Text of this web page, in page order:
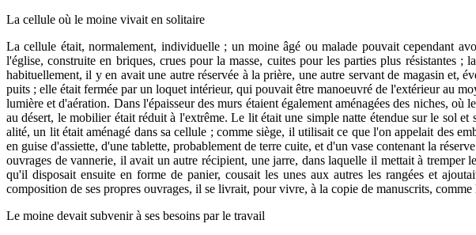
La cellule où le moine vivait en solitaire
La cellule était, normalement, individuelle ; un moine âgé ou malade pouvait cependant
l'église, construite en briques, crues pour la masse, cuites pour les parties plus
habituellement, il y en avait une autre réservée à la prière, une autre servant de magasin et,
puits ; elle était fermée par un loquet intérieur, qui pouvait être manoeuvré de l'extérieur au
lumière et d'aération. Dans l'épaisseur des murs étaient également aménagées des niches,
au désert, le mobilier était réduit à l'extrême. Le lit était une simple natte étendue sur le sol
alité, un lit était aménagé dans sa cellule ; comme siège, il utilisait ce que l'on appelait des
en guise d'assiette, d'une tablette, probablement de terre cuite, et d'un vase contenant la
ouvrages de vannerie, il avait un autre récipient, une jarre, dans laquelle il mettait à
qu'il disposait ensuite en forme de panier, cousait les unes aux autres les rangées et
composition de ses propres ouvrages, il se livrait, pour vivre, à la copie de manuscrits,
Le moine devait subvenir à ses besoins par le travail